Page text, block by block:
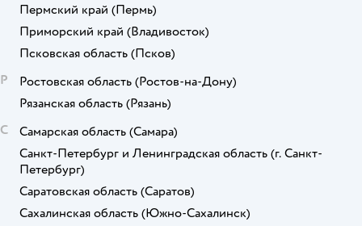
Пермский край (Пермь)
Приморский край (Владивосток)
Псковская область (Псков)
Р
Ростовская область (Ростов-на-Дону)
Рязанская область (Рязань)
С
Самарская область (Самара)
Санкт-Петербург и Ленинградская область (г. Санкт-
Петербург)
Саратовская область (Саратов)
Сахалинская область (Южно-Сахалинск)